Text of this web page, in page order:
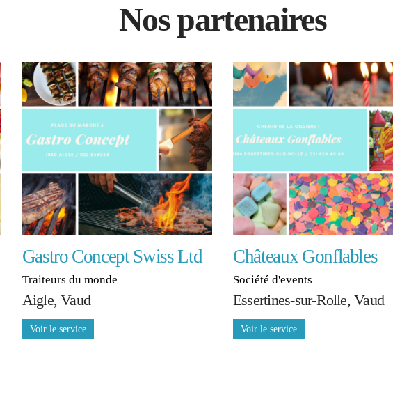
Nos partenaires
Gastro Concept Swiss Ltd
Traiteurs du monde
Aigle, Vaud
Châteaux Gonflables
Société d'events
Essertines-sur-Rolle, Vaud